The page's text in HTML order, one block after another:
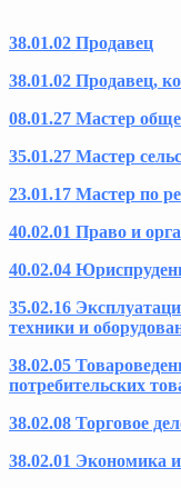
38.01.02 Продавец
38.01.02 Продавец,
08.01.27 Мастер
35.01.27 Мастер
23.01.17 Мастер по
40.02.01 Право и
40.02.04
35.02.16
техники и
38.02.05
потребительских
38.02.08 Торговое
38.02.01 Экономика